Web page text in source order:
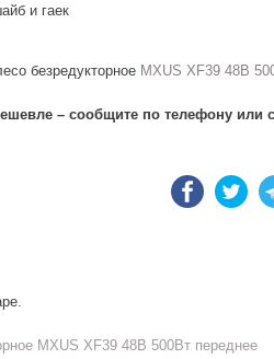
и гаек
безредукторное MXUS XF39 48В
– сообщите по телефону или
MXUS XF39 48В 500Вт переднее